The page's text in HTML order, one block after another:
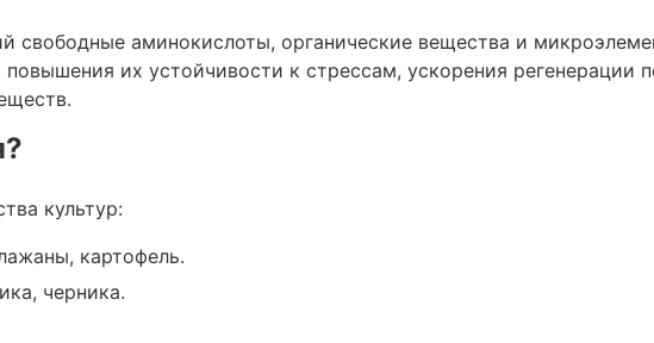
свободные аминокислоты, органические вещества и
их устойчивости к стрессам, ускорения регенерации
культур:
картофель.
черника.